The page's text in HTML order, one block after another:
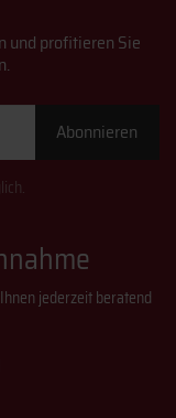
und profitieren Sie
Abonnieren
jederzeit beratend